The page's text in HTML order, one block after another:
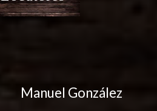
Manuel González